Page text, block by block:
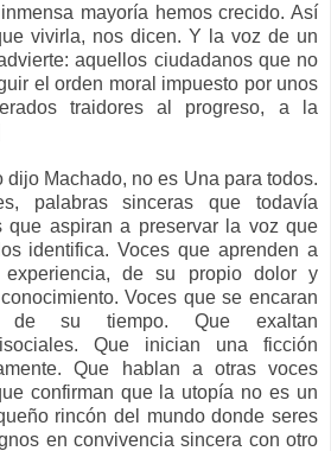
mayoría hemos crecido. Así
vivirla, nos dicen. Y la voz de un
aquellos ciudadanos que no
el orden moral impuesto por unos
traidores al progreso, a la
dijo Machado, no es Una para todos.
palabras sinceras que todavía
que aspiran a preservar la voz que
identifica. Voces que aprenden a
de su propio dolor y
Voces que se encaran
su tiempo. Que exaltan
Que inician una ficción
Que hablan a otras voces
confirman que la utopía no es un
rincón del mundo donde seres
en convivencia sincera con otro